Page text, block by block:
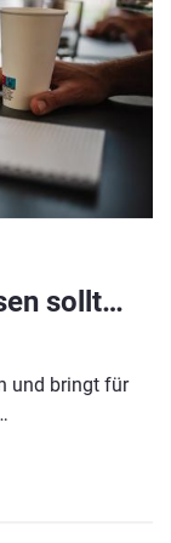
Was Vereine ab 2026 wissen sollten: Die Vorteile des Steueränderungsgesetzes
und bringt für